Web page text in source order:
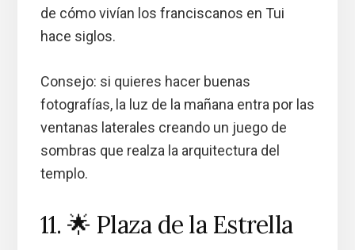
de cómo vivían los franciscanos en Tui
hace siglos.
Consejo: si quieres hacer buenas
fotografías, la luz de la mañana entra por las
ventanas laterales creando un juego de
sombras que realza la arquitectura del
templo.
11. 🌟 Plaza de la Estrella